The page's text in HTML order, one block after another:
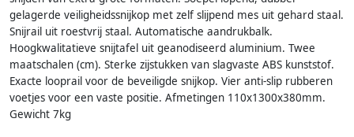
gelagerde veiligheidssnijkop met zelf slijpend mes uit gehard staal.
Snijrail uit roestvrij staal. Automatische aandrukbalk.
Hoogkwalitatieve snijtafel uit geanodiseerd aluminium. Twee
maatschalen (cm). Sterke zijstukken van slagvaste ABS kunststof.
Exacte looprail voor de beveiligde snijkop. Vier anti-slip rubberen
voetjes voor een vaste positie. Afmetingen 110x1300x380mm.
Gewicht 7kg